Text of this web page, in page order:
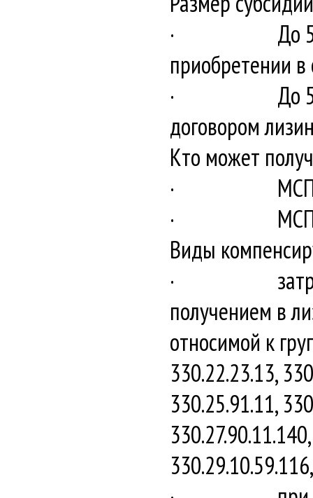
· До 50 %
приобретении в
· До 50 % от
договором
Кто может
· МСП,
· МСП,
Виды
· затраты,
получением в
относимой к
330.22.23.13,
330.25.91.11,